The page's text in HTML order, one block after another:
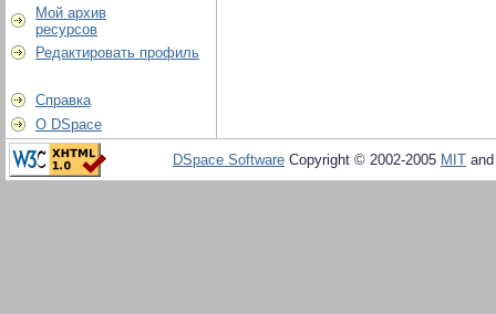
Мой архив
ресурсов
Редактировать профиль
Справка
О DSpace
DSpace Software Copyright © 2002-2005 MIT